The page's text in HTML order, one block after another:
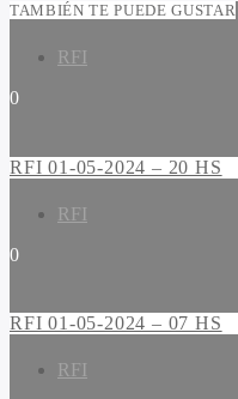
TAMBIÉN TE PUEDE GUSTAR
RFI
0
RFI 01-05-2024 – 20 HS
RFI
0
RFI 01-05-2024 – 07 HS
RFI